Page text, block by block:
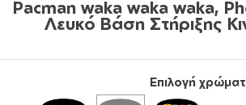
Pacman waka waka waka,
Λευκό Βάση Στήριξης
Επιλογή